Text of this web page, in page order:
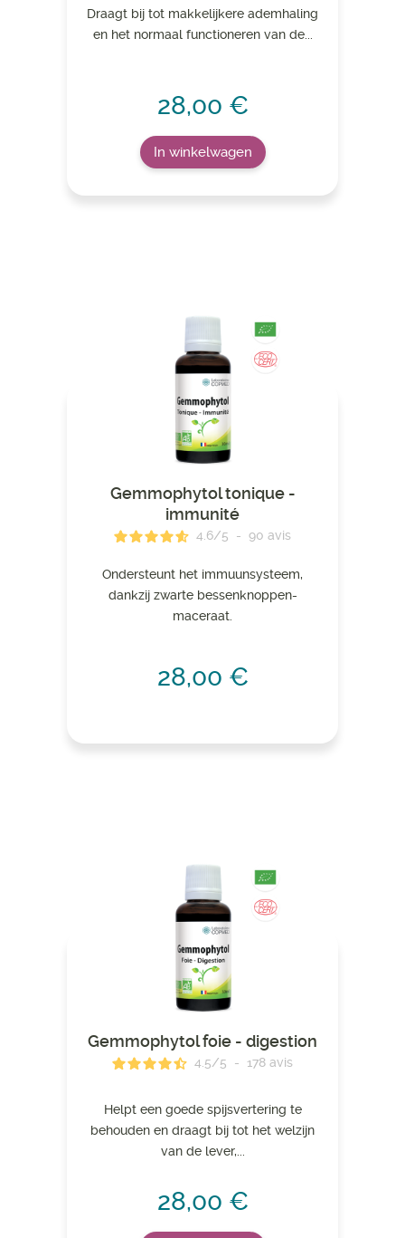
Draagt ​​bij tot makkelijkere ademhaling
en het normaal functioneren van de...
28,00 €
In winkelwagen
Gemmophytol tonique -
immunité
4.6/5 - 90 avis
Ondersteunt het immuunsysteem,
dankzij zwarte bessenknoppen-
maceraat.
28,00 €
Gemmophytol foie - digestion
4.5/5 - 178 avis
Helpt een goede spijsvertering te
behouden en draagt ​​bij tot het welzijn
van de lever,...
28,00 €